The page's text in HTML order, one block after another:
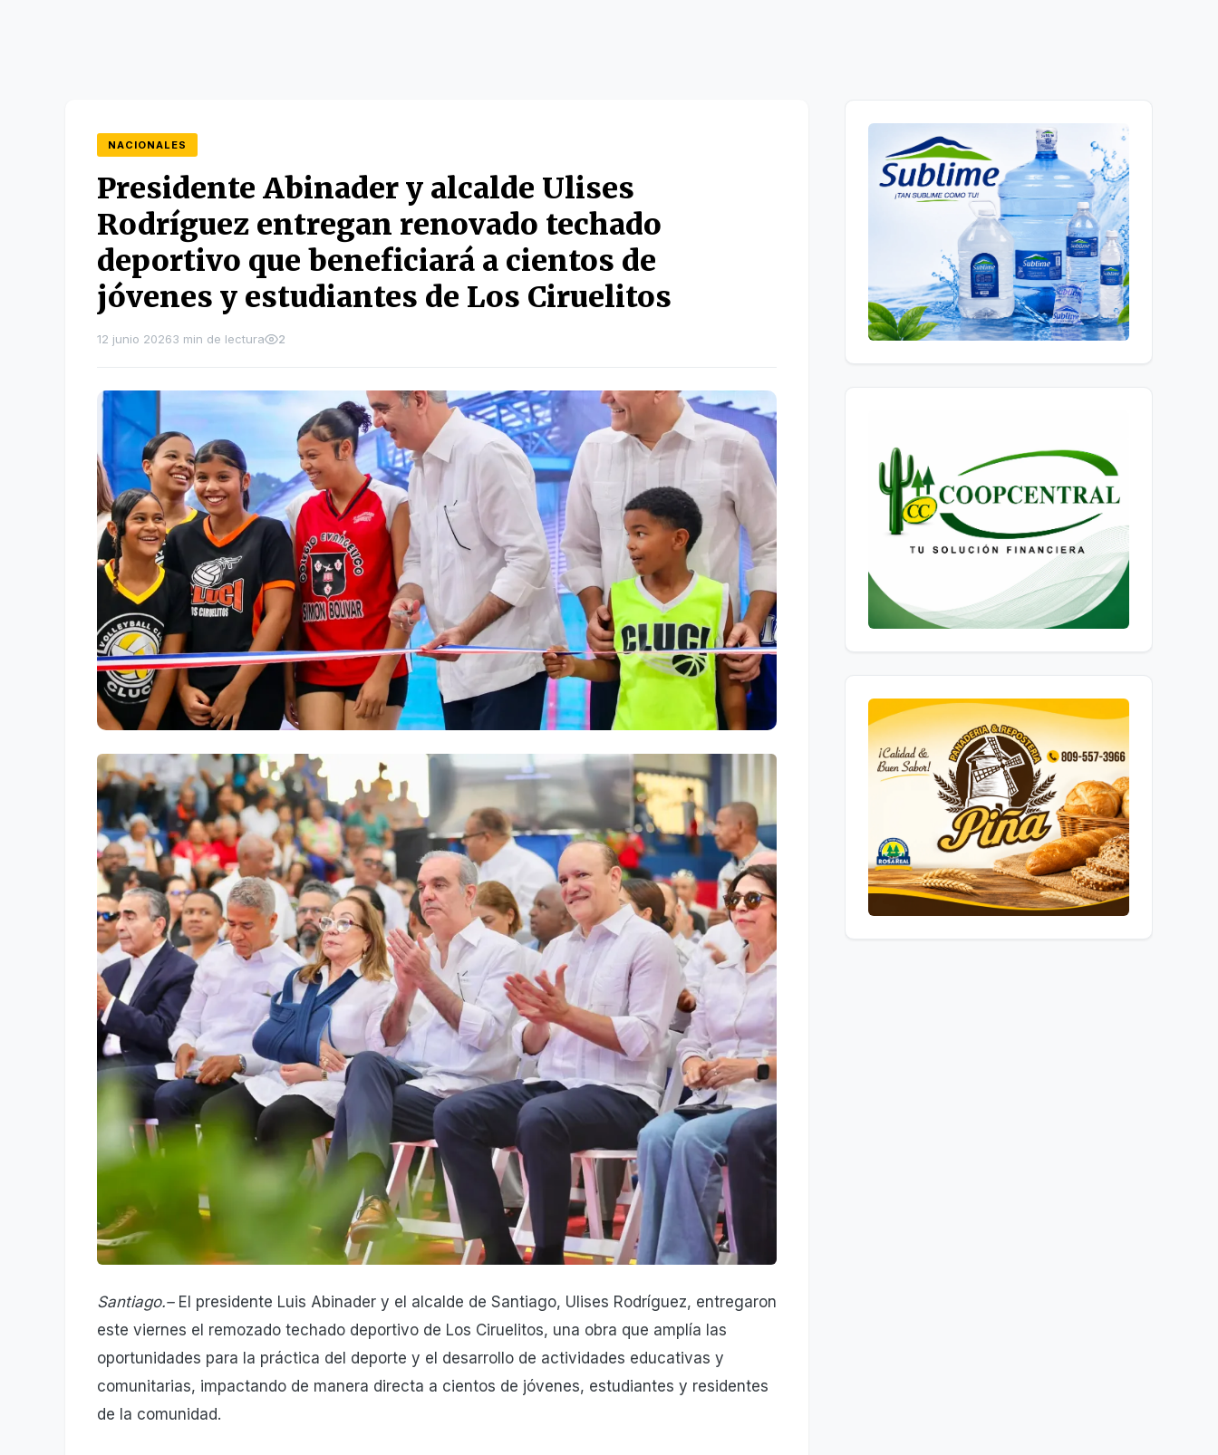
NACIONALES
Presidente Abinader y alcalde Ulises
Rodríguez entregan renovado techado
deportivo que beneficiará a cientos de
jóvenes y estudiantes de Los Ciruelitos
12 junio 20263 min de lectura 2
Santiago.–El presidente Luis Abinader y el alcalde de Santiago, Ulises Rodríguez, entregaron
este viernes el remozado techado deportivo de Los Ciruelitos, una obra que amplía las
oportunidades para la práctica del deporte y el desarrollo de actividades educativas y
comunitarias, impactando de manera directa a cientos de jóvenes, estudiantes y residentes
de la comunidad.